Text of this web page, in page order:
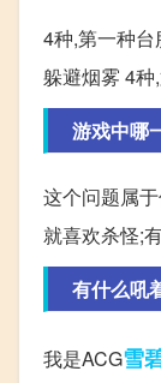
4种,第一种
躲避烟雾 4种
游戏中哪
这个问题属
就喜欢杀怪;
有什么吼
我是ACG雪